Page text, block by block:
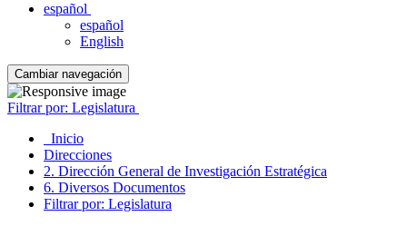
español
español
English
Cambiar navegación
Filtrar por: Legislatura
Inicio
Direcciones
2. Dirección General de Investigación Estratégica
6. Diversos Documentos
Filtrar por: Legislatura